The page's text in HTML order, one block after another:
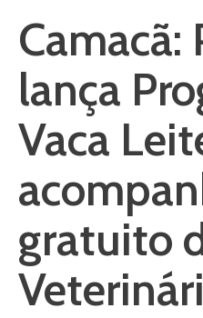
Camacã:
lança
Vaca
gratuito